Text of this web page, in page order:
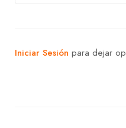
Iniciar Sesión para dejar